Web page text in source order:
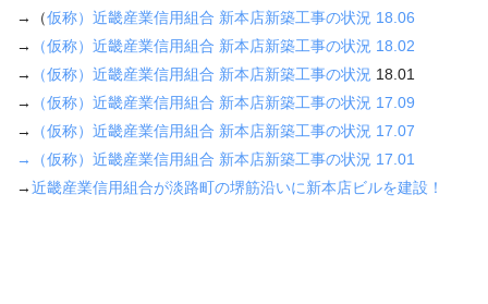
→（仮称）近畿産業信用組合 新本店新築工事の状況 18.06
→
（仮称）近畿産業信用組合 新本店新築工事の状況 18.02
→
（仮称）近畿産業信用組合 新本店新築工事の状況 18.01
→
（仮称）近畿産業信用組合 新本店新築工事の状況 17.09
→
（仮称）近畿産業信用組合 新本店新築工事の状況 17.07
→
（仮称）近畿産業信用組合 新本店新築工事の状況 17.01
→近畿産業信用組合が淡路町の堺筋沿いに新本店ビルを建設！